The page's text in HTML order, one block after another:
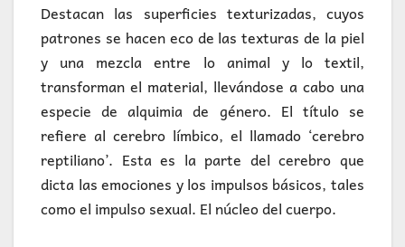
Destacan las superficies texturizadas, cuyos
patrones se hacen eco de las texturas de la piel
y una mezcla entre lo animal y lo textil,
transforman el material, llevándose a cabo una
especie de alquimia de género. El título se
refiere al cerebro límbico, el llamado ‘cerebro
reptiliano’. Esta es la parte del cerebro que
dicta las emociones y los impulsos básicos, tales
como el impulso sexual. El núcleo del cuerpo.